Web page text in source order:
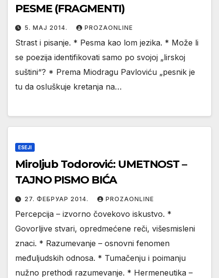
PESME (FRAGMENTI)
5. МАЈ 2014. PROZAONLINE
Strast i pisanje. * Pesma kao lom jezika. * Može li
se poezija identifikovati samo po svojoj „lirskoj
suštini“? * Prema Miodragu Pavloviću „pesnik je
tu da osluškuje kretanja na…
ESEJI
Miroljub Todorović: UMETNOST –
TAJNO PISMO BIĆA
27. ФЕБРУАР 2014. PROZAONLINE
Percepcija – izvorno čovekovo iskustvo. *
Govorljive stvari, opredmećene reči, višesmisleni
znaci. * Razumevanje – osnovni fenomen
međuljudskih odnosa. * Tumačenju i poimanju
nužno prethodi razumevanje. * Hermeneutika –